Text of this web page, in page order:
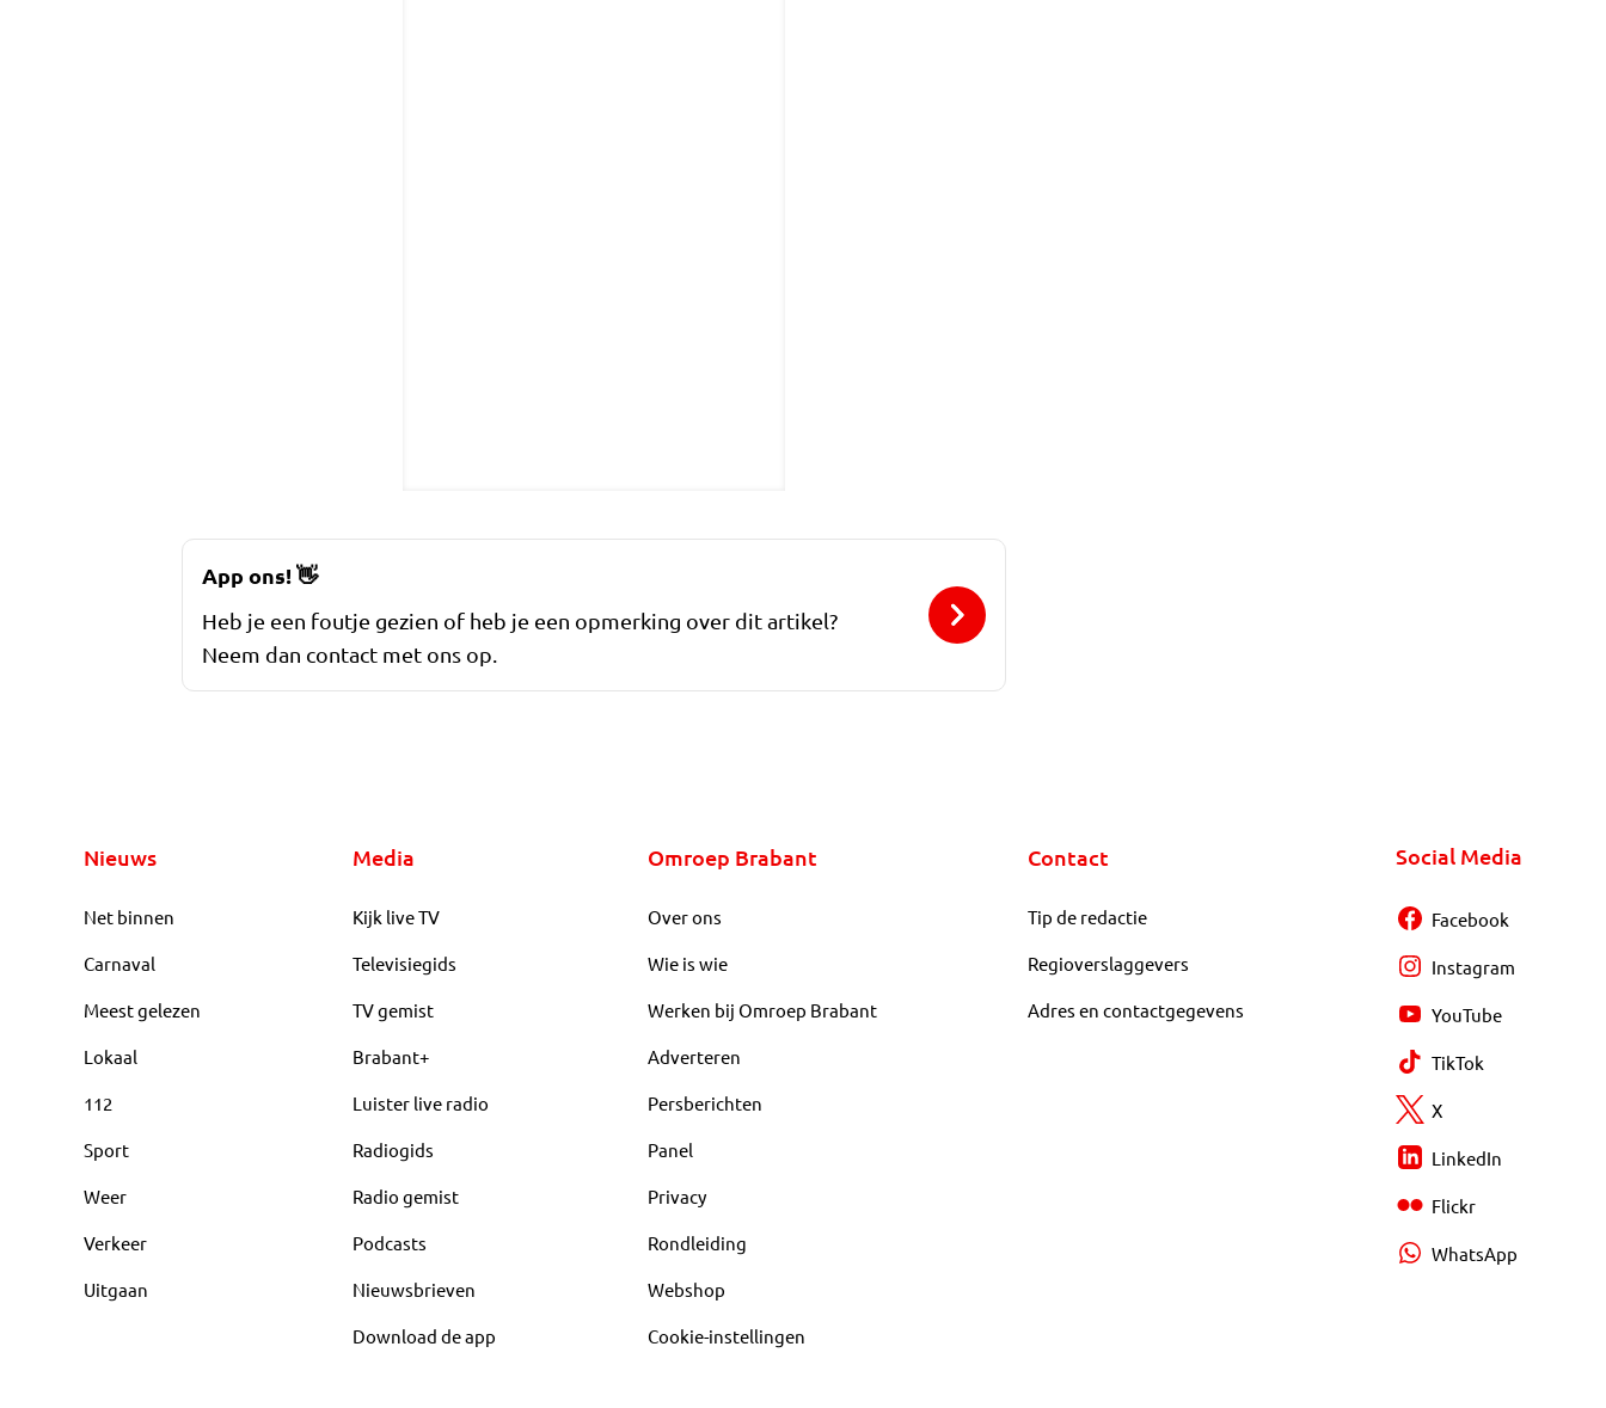
App ons!👋
Heb je een foutje gezien of heb je een opmerking over dit artikel?
Neem dan contact met ons op.
Nieuws
Net binnen
Carnaval
Meest gelezen
Lokaal
112
Sport
Weer
Verkeer
Uitgaan
Media
Kijk live TV
Televisiegids
TV gemist
Brabant+
Luister live radio
Radiogids
Radio gemist
Podcasts
Nieuwsbrieven
Download de app
Omroep Brabant
Over ons
Wie is wie
Werken bij Omroep Brabant
Adverteren
Persberichten
Panel
Privacy
Rondleiding
Webshop
Cookie-instellingen
Contact
Tip de redactie
Regioverslaggevers
Adres en contactgegevens
Social Media
Facebook
Instagram
YouTube
TikTok
X
LinkedIn
Flickr
WhatsApp